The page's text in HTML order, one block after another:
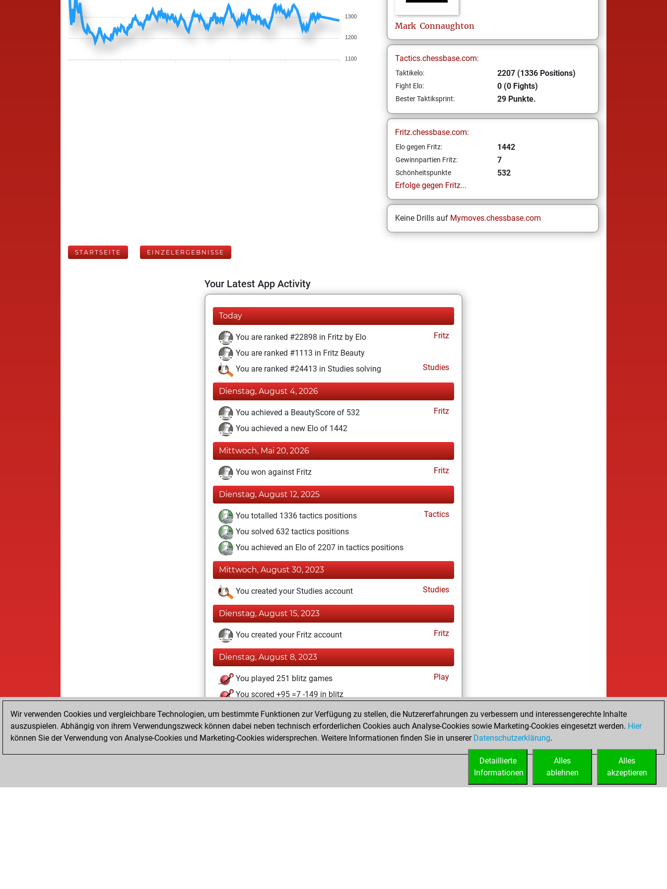
1300
1200
1100
Mark Connaughton
Tactics.chessbase.com:
Taktikelo: 2207 (1336 Positions)
Fight Elo: 0 (0 Fights)
Bester Taktiksprint: 29 Punkte.
Fritz.chessbase.com:
Elo gegen Fritz: 1442
Gewinnpartien Fritz: 7
Schönheitspunkte
532
Erfolge gegen Fritz...
Keine Drills auf Mymoves.chessbase.com
STARTSEITE EINZELERGEBNISSE
Your Latest App Activity
Today
You are ranked #22898 in Fritz by Elo
Fritz
You are ranked #1113 in Fritz Beauty
You are ranked #24413 in Studies solving
Studies
Dienstag, August 4, 2026
You achieved a BeautyScore of 532
Fritz
You achieved a new Elo of 1442
Mittwoch, Mai 20, 2026
You won against Fritz Fritz
Dienstag, August 12, 2025
You totalled 1336 tactics positions
Tactics
You solved 632 tactics positions
You achieved an Elo of 2207 in tactics positions
Mittwoch, August 30, 2023
You created your Studies account Studies
Dienstag, August 15, 2023
You created your Fritz account Fritz
Dienstag, August 8, 2023
You played 251 blitz games
Play
You scored +95 =7 -149 in blitz
Dienstag, Juli 18, 2023
You had a best sprint of 29 positions Tactics
Wir verwenden Cookies und vergleichbare Technologien, um bestimmte Funktionen zur Verfügung zu stellen, die Nutzererfahrungen zu verbessern und interessengerechte Inhalte
auszuspielen. Abhängig von ihrem Verwendungszweck können dabei neben technisch erforderlichen Cookies auch Analyse-Cookies sowie Marketing-Cookies eingesetzt werden. Hier
können Sie der Verwendung von Analyse-Cookies und Marketing-Cookies widersprechen. Weitere Informationen finden Sie in unserer Datenschutzerklärung.
Alles
akzeptieren
Alles
ablehnen
Detaillierte
Informationen